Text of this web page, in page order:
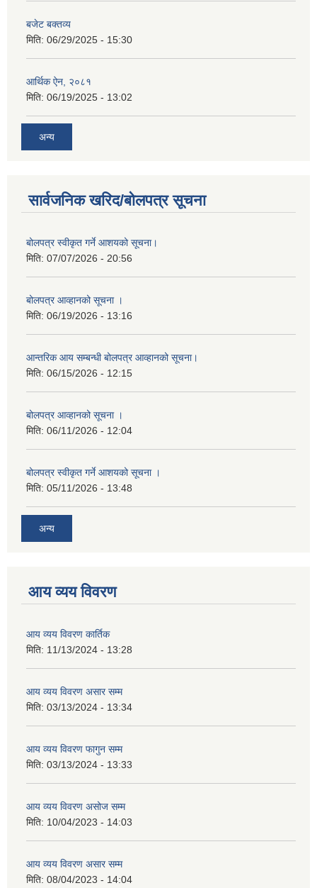
बजेट बक्तव्य
मिति: 06/29/2025 - 15:30
आर्थिक ऐन, २०८१
मिति: 06/19/2025 - 13:02
अन्य
सार्वजनिक खरिद/बोलपत्र सूचना
बोलपत्र स्वीकृत गर्ने आशयको सूचना।
मिति: 07/07/2026 - 20:56
बोलपत्र आव्हानको सूचना ।
मिति: 06/19/2026 - 13:16
आन्तरिक आय सम्बन्धी बोलपत्र आव्हानको सूचना।
मिति: 06/15/2026 - 12:15
बोलपत्र आव्हानको सूचना ।
मिति: 06/11/2026 - 12:04
बोलपत्र स्वीकृत गर्ने आशयको सूचना ।
मिति: 05/11/2026 - 13:48
अन्य
आय व्यय विवरण
आय व्यय विवरण कार्तिक
मिति: 11/13/2024 - 13:28
आय व्यय विवरण असार सम्म
मिति: 03/13/2024 - 13:34
आय व्यय विवरण फागुन सम्म
मिति: 03/13/2024 - 13:33
आय व्यय विवरण असोज सम्म
मिति: 10/04/2023 - 14:03
आय व्यय विवरण असार सम्म
मिति: 08/04/2023 - 14:04